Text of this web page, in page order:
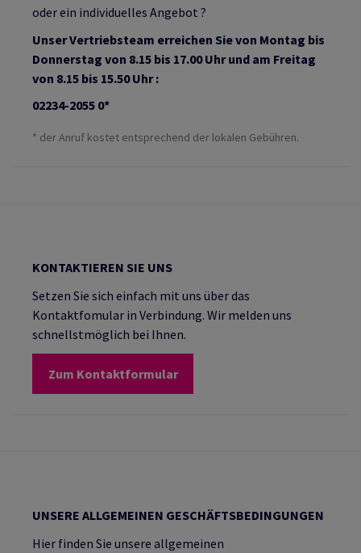
oder ein individuelles Angebot ?
Unser Vertriebsteam erreichen Sie von Montag bis
Donnerstag von 8.15 bis 17.00 Uhr und am Freitag
von 8.15 bis 15.50 Uhr :
02234-2055 0*
* der Anruf kostet entsprechend der lokalen Gebühren.
KONTAKTIEREN SIE UNS
Setzen Sie sich einfach mit uns über das
Kontaktfomular in Verbindung. Wir melden uns
schnellstmöglich bei Ihnen.
Zum Kontaktformular
UNSERE ALLGEMEINEN GESCHÄFTSBEDINGUNGEN
Hier finden Sie unsere allgemeinen